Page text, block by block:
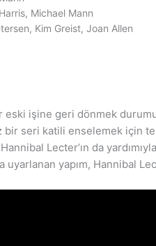
Michael Mann
Kim Greist, Joan Allen
işine geri dönmek
seri katili enselemek için
Lecter’ın da
uyarlanan yapım, Hannibal